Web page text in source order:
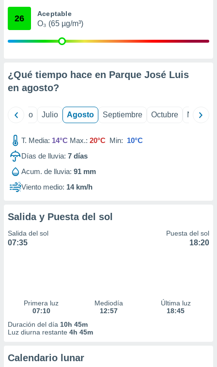
e
publicidad
1199
26 Aceptable
O₃ (65 µg/m³)
¿Qué tiempo hace en Parque José Luis
en agosto?
Junio Julio Agosto Septiembre Octubre
T. Media: 14°C Max.: 20°C Min: 10°C
Días de lluvia: 7 días
Acum. de lluvia: 91 mm
Viento medio: 14 km/h
Salida y Puesta del sol
Salida del sol
07:35
Puesta del sol
18:20
Primera luz
07:10
Mediodía
12:57
Última luz
18:45
Duración del día 10h 45m
Luz diurna restante 4h 45m
Calendario lunar